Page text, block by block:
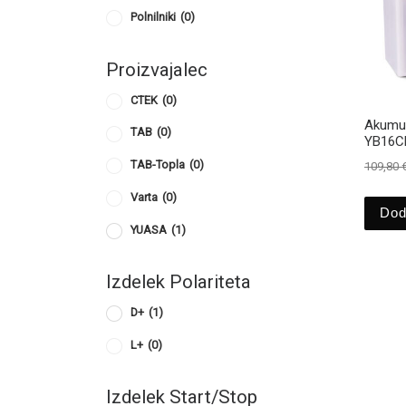
109,80
Polnilniki (0)
Proizvajalec
CTEK (0)
TAB (0)
TAB-Topla (0)
Varta (0)
YUASA (1)
Izdelek Polariteta
D+ (1)
L+ (0)
Izdelek Start/Stop